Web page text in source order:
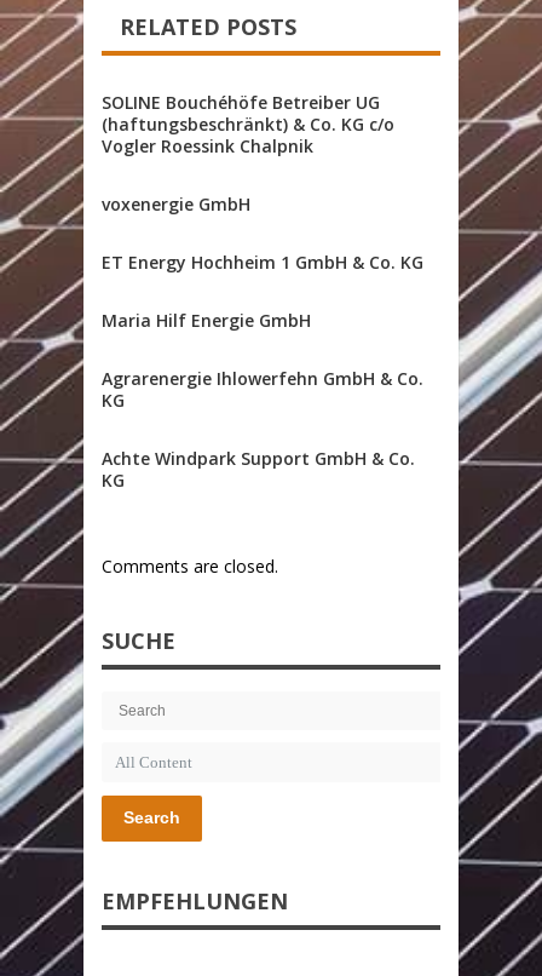
RELATED POSTS
SOLINE Bouchéhöfe Betreiber UG
(haftungsbeschränkt) & Co. KG c/o
Vogler Roessink Chalpnik
voxenergie GmbH
ET Energy Hochheim 1 GmbH & Co. KG
Maria Hilf Energie GmbH
Agrarenergie Ihlowerfehn GmbH & Co.
KG
Achte Windpark Support GmbH & Co.
KG
Comments are closed.
SUCHE
Search
EMPFEHLUNGEN